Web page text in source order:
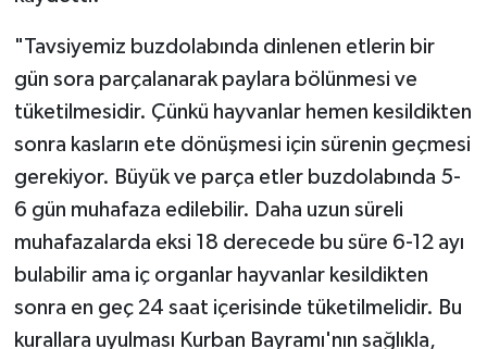
"Tavsiyemiz buzdolabında dinlenen etlerin bir
gün sora parçalanarak paylara bölünmesi ve
tüketilmesidir. Çünkü hayvanlar hemen kesildikten
sonra kasların ete dönüşmesi için sürenin geçmesi
gerekiyor. Büyük ve parça etler buzdolabında 5-
6 gün muhafaza edilebilir. Daha uzun süreli
muhafazalarda eksi 18 derecede bu süre 6-12 ayı
bulabilir ama iç organlar hayvanlar kesildikten
sonra en geç 24 saat içerisinde tüketilmelidir. Bu
kurallara uyulması Kurban Bayramı'nın sağlıkla,
Kırıkkale Müftülüğü
Kırşehir Müftülüğü
Kocaeli Müftülüğü
Konya Müftülüğü